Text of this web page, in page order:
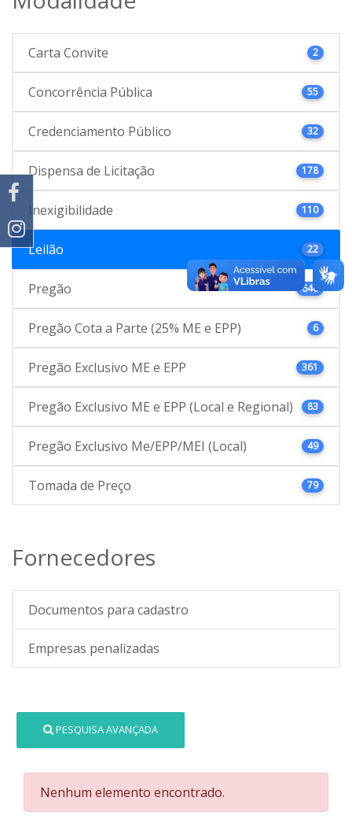
Carta Convite 2
Concorrência Pública 55
Credenciamento Público 32
Dispensa de Licitação 178
Inexigibilidade 110
Leilão 22
Pregão 646
Pregão Cota a Parte (25% ME e EPP) 6
Pregão Exclusivo ME e EPP 361
Pregão Exclusivo ME e EPP (Local e Regional) 83
Pregão Exclusivo Me/EPP/MEI (Local) 49
Tomada de Preço 79
Fornecedores
Documentos para cadastro
Empresas penalizadas
PESQUISA AVANÇADA
Nenhum elemento encontrado.